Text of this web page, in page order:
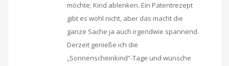
möchte; Kind ablenken. Ein Patentrezept
gibt es wohl nicht, aber das macht die
ganze Sache ja auch irgendwie spannend.
Derzeit genieße ich die
„Sonnenscheinkind“-Tage und wünsche